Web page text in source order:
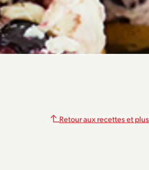
Retour aux recettes et plus